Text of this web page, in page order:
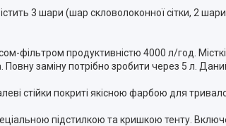
3 шари (шар скловолоконної сітки, 2
фільтром продуктивністю 4000 л/год.
Повну заміну потрібно зробити через 5 л.
стійки покриті якісною фарбою для
підстилкою та кришкою тенту.